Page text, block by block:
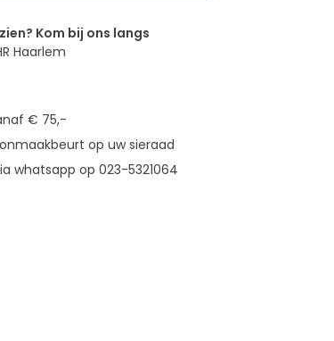
Kom bij ons langs
Haarlem
€ 75,-
op uw sieraad
whatsapp op 023-5321064